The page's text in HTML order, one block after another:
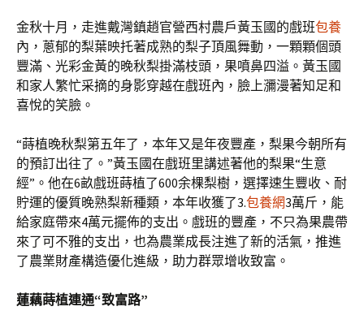
金秋十月，走進戴灣鎮趙官營西村農戶黃玉國的戲班包養
內，蔥郁的梨葉映托著成熟的梨子頂風舞動，一顆顆個頭
豐滿、光彩金黃的晚秋梨掛滿枝頭，果噴鼻四溢。黃玉國
和家人繁忙采摘的身影穿越在戲班內，臉上瀰漫著知足和
喜悅的笑臉。
“蒔植晚秋梨第五年了，本年又是年夜豐產，梨果今朝所有
的預訂出往了。”黃玉國在戲班里講述著他的梨果“生意
經”。他在6畝戲班蒔植了600余棵梨樹，選擇速生豐收、耐
貯運的優質晚熟梨新種類，本年收獲了3.包養網3萬斤，能
給家庭帶來4萬元擺佈的支出。戲班的豐產，不只為果農帶
來了可不雅的支出，也為農業成長注進了新的活氣，推進
了農業財產構造優化進級，助力群眾增收致富。
蓮藕蒔植連通“致富路”